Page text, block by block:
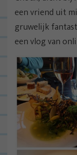
een vriend uit
gruwelijk
een vlog van